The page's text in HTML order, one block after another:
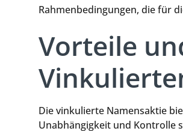
Rahmenbedingungen, die für
Vorteile
Die vinkulierte Namensaktie
Unabhängigkeit und Kontrolle